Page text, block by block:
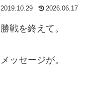
2019.10.29 2026.06.17
戦を終えて。
ッセージが。